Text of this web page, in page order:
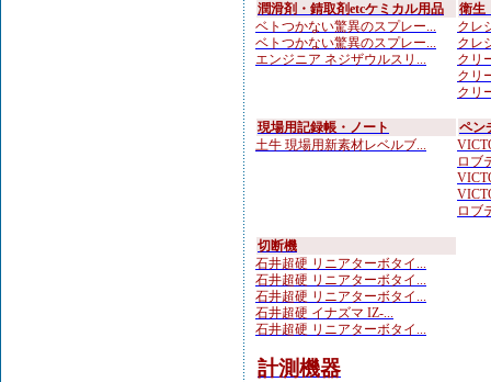
潤滑剤・錆取剤etcケミカル用品
ベトつかない驚異のスプレー...
ベトつかない驚異のスプレー...
エンジニア ネジザウルスリ...
衛生
クレ
クレ
クリ
クリ
クリ
現場用記録帳・ノート
土牛 現場用新素材レベルブ...
ペン
ロブ
ロブ
切断機
石井超硬 リニアターボタイ...
石井超硬 リニアターボタイ...
石井超硬 リニアターボタイ...
石井超硬 イナズマ IZ-...
石井超硬 リニアターボタイ...
計測機器